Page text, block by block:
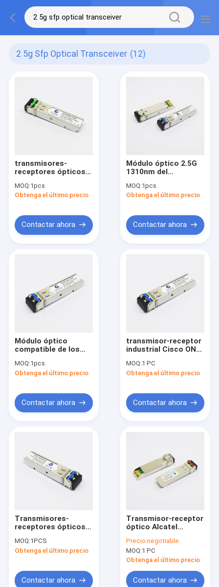
2 5g Sfp Optical Transceiver (12)
transmisores-
receptores ópticos
Compatible de 2.5G
1550nm los 80km LC
MOQ:1pcs
Obtenga el último precio
Contactar ahora
Módulo óptico 2.5G
1310nm del
de SFP del conector
del ODM los 2km LC
MOQ:1pcs
Obtenga el último precio
Contactar ahora
Módulo óptico
compatible de los
receptores 1310nm
los 20km 2,5 G Sfp de
MOQ:1pcs
Obtenga el último precio
Contactar ahora
transmisor-receptor
industrial Cisco ONS-
1310nm los 20km
compatible
MOQ:1 PC
Obtenga el último precio
Contactar ahora
Transmisores-
receptores ópticos
del vínculo de D,
módulo de 1310nm
MOQ:1PCS
Obtenga el último precio
Contactar ahora
Transmisor-receptor
óptico Alcatel
de Ethernet los 40km
10G SFP+ del ER
Precio:negotiable
MOQ:1 PC
Obtenga el último precio
Contactar ahora